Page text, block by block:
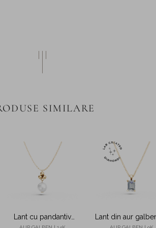
SIMILARE
Lant cu pandantiv
geometric din aur
Lant din aur
pandantiv cu